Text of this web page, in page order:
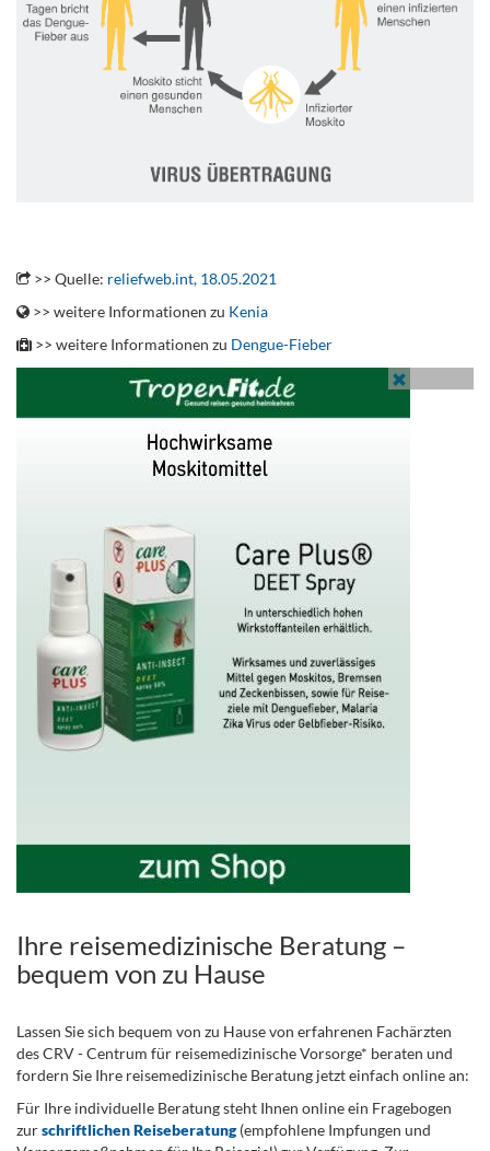
>> Quelle: reliefweb.int, 18.05.2021
>> weitere Informationen zu Kenia
>> weitere Informationen zu Dengue-Fieber
Ihre reisemedizinische Beratung –
bequem von zu Hause
Lassen Sie sich bequem von zu Hause von erfahrenen Fachärzten
des CRV - Centrum für reisemedizinische Vorsorge* beraten und
fordern Sie Ihre reisemedizinische Beratung jetzt einfach online an:
Für Ihre individuelle Beratung steht Ihnen online ein Fragebogen
zurschriftlichen Reiseberatung(empfohlene Impfungen und